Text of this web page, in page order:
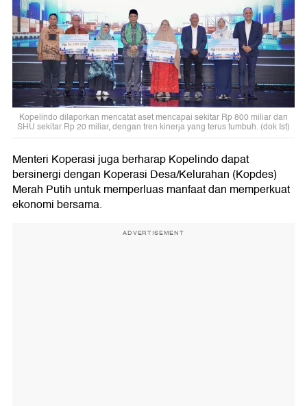
Kopelindo dilaporkan mencatat aset mencapai sekitar Rp 800 miliar dan
SHU sekitar Rp 20 miliar, dengan tren kinerja yang terus tumbuh. (dok Ist)
Menteri Koperasi juga berharap Kopelindo dapat
bersinergi dengan Koperasi Desa/Kelurahan (Kopdes)
Merah Putih untuk memperluas manfaat dan memperkuat
ekonomi bersama.
ADVERTISEMENT